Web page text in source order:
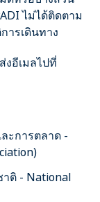
ไม่ได้ติดตาม
ารเดินทาง
อีเมลไปที่
ะการตลาด -
ติ - National